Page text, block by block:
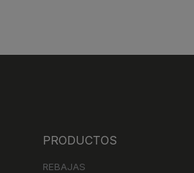
PRODUCTOS
REBAJAS